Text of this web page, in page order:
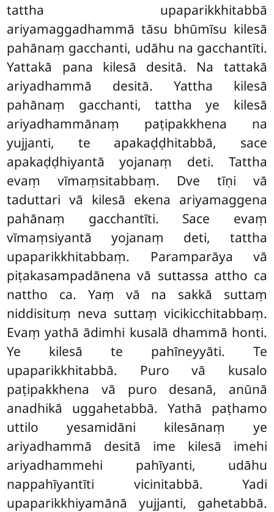
tattha upaparikkhitabbā
ariyamaggadhammā tāsu bhūmīsu kilesā
pahānaṃ gacchanti, udāhu na gacchantīti.
Yattakā pana kilesā desitā. Na tattakā
ariyadhammā desitā. Yattha kilesā
pahānaṃ gacchanti, tattha ye kilesā
ariyadhammānaṃ paṭipakkhena na
yujjanti, te apakaḍḍhitabbā, sace
apakaḍḍhiyantā yojanaṃ deti. Tattha
evaṃ vīmaṃsitabbaṃ. Dve tīṇi vā
taduttari vā kilesā ekena ariyamaggena
pahānaṃ gacchantīti. Sace evaṃ
vīmaṃsiyantā yojanaṃ deti, tattha
upaparikkhitabbaṃ. Paramparāya vā
piṭakasampadānena vā suttassa attho ca
nattho ca. Yaṃ vā na sakkā suttaṃ
niddisituṃ neva suttaṃ vicikicchitabbaṃ.
Evaṃ yathā ādimhi kusalā dhammā honti.
Ye kilesā te pahīneyyāti. Te
upaparikkhitabbā. Puro vā kusalo
paṭipakkhena vā puro desanā, anūnā
anadhikā uggahetabbā. Yathā paṭhamo
uttilo yesamidāni kilesānaṃ ye
ariyadhammā desitā ime kilesā imehi
ariyadhammehi pahīyanti, udāhu
nappahīyantīti vicinitabbā. Yadi
upaparikkhiyamānā yujjanti, gahetabbā.